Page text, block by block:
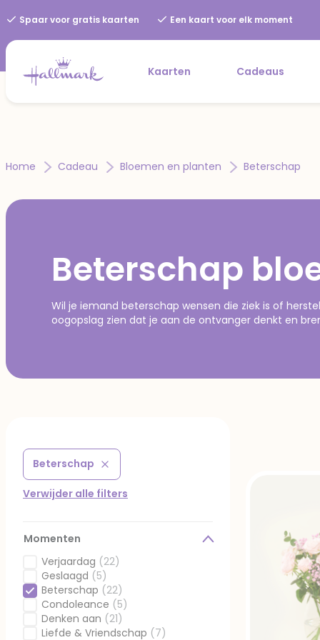
Spaar voor gratis kaarten Een kaart voor elk moment
Kaarten Cadeaus
Home Cadeau Bloemen en planten Beterschap
Beterschap
Wil je iemand beterschap wensen die ziek is of
oogopslag zien dat je aan de ontvanger denkt en
Beterschap
Verwijder filter Gefilterd op Momenten: Beterschap
Verwijder alle filters
Momenten
Verjaardag (22)
Gefilterd op Momenten: Verjaardag
Geslaagd (5)
Gefilterd op Momenten: Geslaagd
Beterschap (22)
Geselecteerd Gefilterd op Momenten: Beterschap
Condoleance (5)
Gefilterd op Momenten: Condoleance
Denken aan (21)
Gefilterd op Momenten: Denken aan
Liefde & Vriendschap (7)